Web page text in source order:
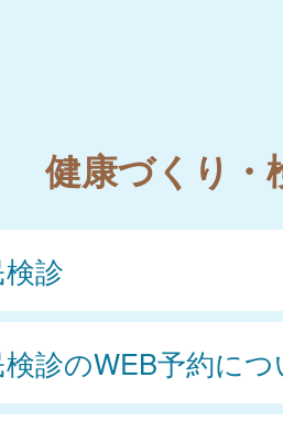
健康づくり・
診
診のWEB予約につ